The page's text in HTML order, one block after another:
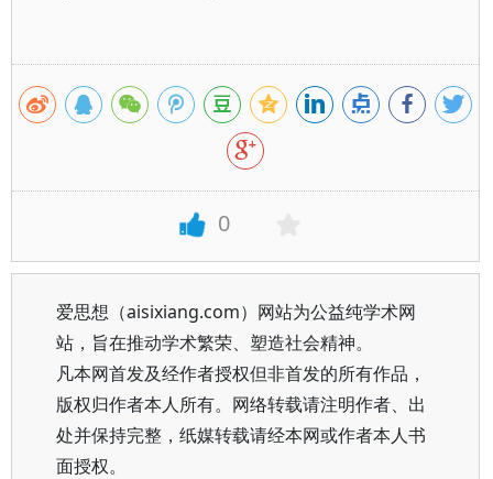
0
爱思想（aisixiang.com）网站为公益纯学术网
站，旨在推动学术繁荣、塑造社会精神。
凡本网首发及经作者授权但非首发的所有作品，
版权归作者本人所有。网络转载请注明作者、出
处并保持完整，纸媒转载请经本网或作者本人书
面授权。